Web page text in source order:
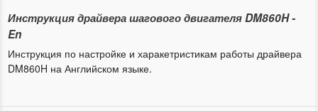
Инструкция драйвера шагового двигателя DM860H -
En
Инструкция по настройке и харакетристикам работы драйвера
DM860H на Английском языке.